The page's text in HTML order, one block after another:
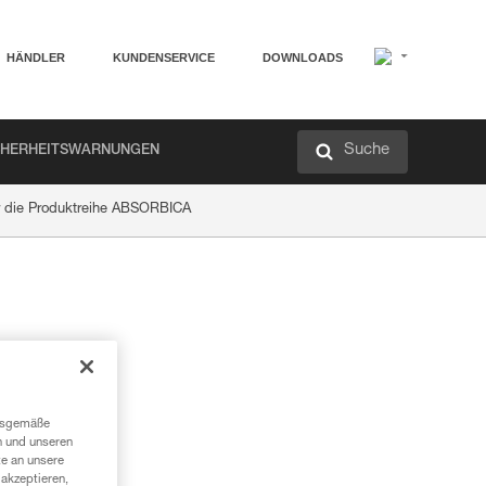
HÄNDLER KUNDENSERVICE DOWNLOADS
Suche
Produktreihe ABSORBICA
und unseren
an unsere